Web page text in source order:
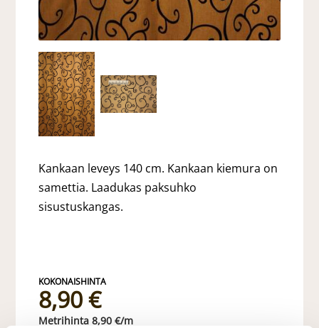
Kankaan leveys 140 cm. Kankaan kiemura on
samettia. Laadukas paksuhko
sisustuskangas.
8,90 €
8,90 €/m